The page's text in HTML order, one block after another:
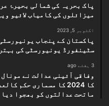
پاک بحریہ کی شمالی بحیرۂ
میزائلوں کی کامیاب لائیو
اکتوبر 5, 2023
پاکستان کے پنجاب
سٹینفورڈ یونیورسٹی کی
3 ہفتے ago
وفاقی آئینی عدالت نے
کا 2024 کا مسماری حکم
ماتحت عدالتوں کو بھجوا دیا